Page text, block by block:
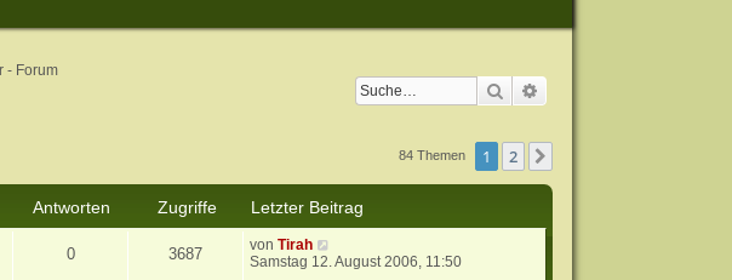
- Forum
Suche
84 Themen 1 2
Antworten Zugriffe
Letzter Beitrag
0 3687 vonTirah
Samstag 12. August 2006, 11:50